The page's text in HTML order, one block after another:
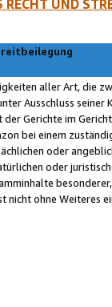
UND
aller Art, die
Ausschluss
der Gerichte im
bei einem
oder
oder
nicht ohne Weiteres